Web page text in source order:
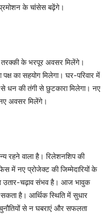
के चांसेस बढ़ेंगे।
के भरपूर अवसर मिलेंगे।
का सहयोग मिलेगा। घर-परिवार में
धन की तंगी से छुटकारा मिलेगा। नए
अवसर मिलेंगे।
रहने वाला है। रिलेशनशिप की
में नए प्रोजेक्ट की जिम्मेदारियों के
उतार-चढ़ाव संभव है। आज भावुक
है। आर्थिक स्थिति में सुधार
से न घबराएं और सफलता